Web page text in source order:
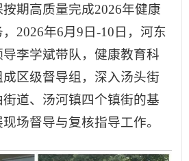
期高质量完成2026年健康
2026年6月9日-10日，河东
李学斌带队，健康教育科
区级督导组，深入汤头街
道、汤河镇四个镇街的基
场督导与复核指导工作。